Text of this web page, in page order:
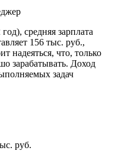
средняя зарплата
156 тыс. руб.,
надеяться, что, только
зарабатывать. Доход
задач
руб.